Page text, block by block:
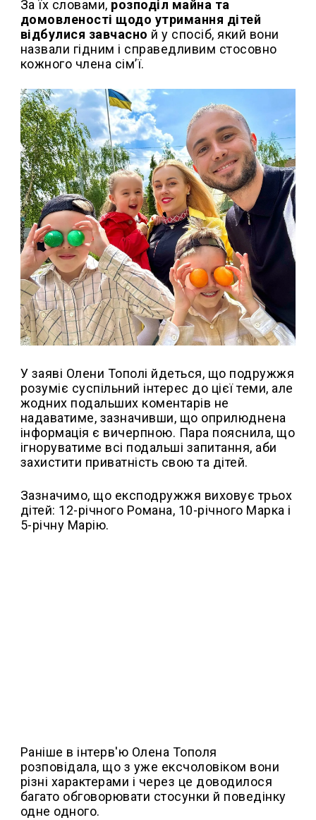
За їх словами, розподіл майна та
домовленості щодо утримання дітей
відбулися завчасно й у спосіб, який вони
назвали гідним і справедливим стосовно
кожного члена сім’ї.
У заяві Олени Тополі йдеться, що подружжя
розуміє суспільний інтерес до цієї теми, але
жодних подальших коментарів не
надаватиме, зазначивши, що оприлюднена
інформація є вичерпною. Пара пояснила, що
ігноруватиме всі подальші запитання, аби
захистити приватність свою та дітей.
Зазначимо, що експодружжя виховує трьох
дітей: 12-річного Романа, 10-річного Марка і
5-річну Марію.
Раніше в інтерв'ю Олена Тополя
розповідала, що з уже ексчоловіком вони
різні характерами і через це доводилося
багато обговорювати стосунки й поведінку
одне одного.